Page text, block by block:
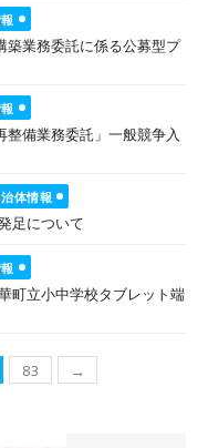
築業務委託に係る公募型プ
整備業務委託」一般競争入
体情報
足について
町立小中学校タブレット端
83 →